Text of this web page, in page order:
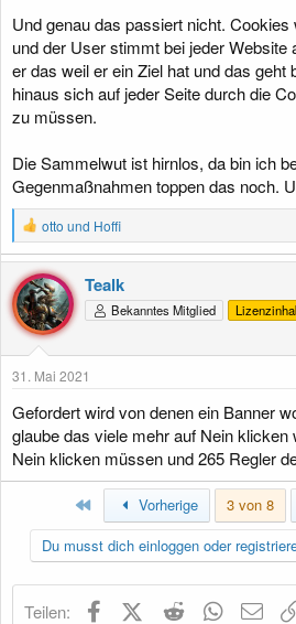
Und genau das passiert nicht.
und der User stimmt bei jeder Website
er das weil er ein Ziel hat und das geht
hinaus sich auf jeder Seite durch die
zu müssen.
Die Sammelwut ist hirnlos, da bin ich
Gegenmaßnahmen toppen das noch.
R
e
a
k
t
i
o
n
n
otto und Hoffi
Tealk
Bekanntes Mitglied
31. Mai 2021
Gefordert wird von denen ein Banner
glaube das viele mehr auf Nein klicken
Nein klicken müssen und 265 Regler
Erste Vorherige 3 von 8
Du musst dich einloggen oder
Teilen: FacebookX (Twitter)
Reddit E-